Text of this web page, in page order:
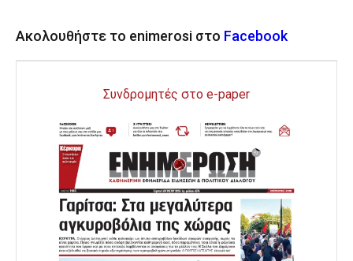
Ακολουθήστε το enimerosi στο Facebook
Συνδρομητές στο e-paper